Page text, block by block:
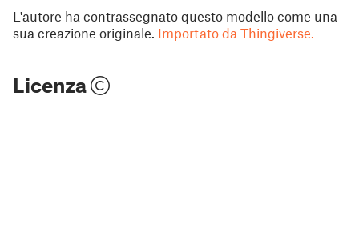
L'autore ha contrassegnato questo modello come una
sua creazione originale. Importato da Thingiverse.
Licenza